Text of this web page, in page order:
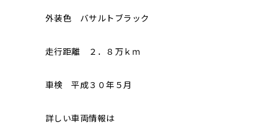
外装色 バサルトブラック
走行距離 ２．８万ｋｍ
車検 平成３０年５月
詳しい車両情報は